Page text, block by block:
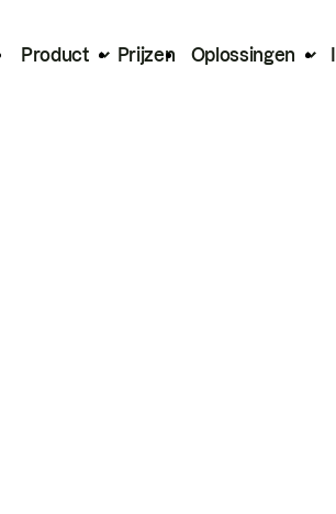
Product Prijzen Oplossingen